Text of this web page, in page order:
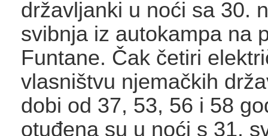
državljanki u noći sa 30.
svibnja iz autokampa na
Funtane. Čak četiri
vlasništvu njemačkih
dobi od 37, 53, 56 i 58
otuđena su u noći s 31.